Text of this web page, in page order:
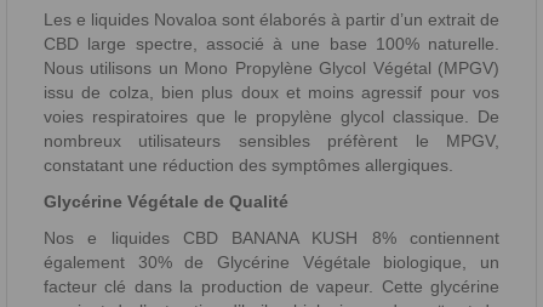
Les e liquides Novaloa sont élaborés à partir d’un extrait de
CBD large spectre, associé à une base 100% naturelle.
Nous utilisons un Mono Propylène Glycol Végétal (MPGV)
issu de colza, bien plus doux et moins agressif pour vos
voies respiratoires que le propylène glycol classique. De
nombreux utilisateurs sensibles préfèrent le MPGV,
constatant une réduction des symptômes allergiques.
Glycérine Végétale de Qualité
Nos e liquides CBD BANANA KUSH 8% contiennent
également 30% de Glycérine Végétale biologique, un
facteur clé dans la production de vapeur. Cette glycérine